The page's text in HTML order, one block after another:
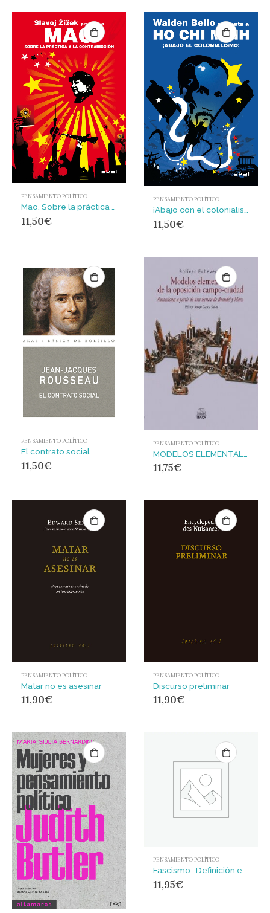
PENSAMIENTO POLÍTICO
11,50€
PENSAMIENTO POLÍTICO
11,50€
PENSAMIENTO POLÍTICO
El contrato social
11,50€
PENSAMIENTO POLÍTICO
11,75€
PENSAMIENTO POLÍTICO
Matar no es asesinar
11,90€
PENSAMIENTO POLÍTICO
Discurso preliminar
11,90€
PENSAMIENTO POLÍTICO
Fascismo : Definición e historia de una contrarrevolución
11,95€